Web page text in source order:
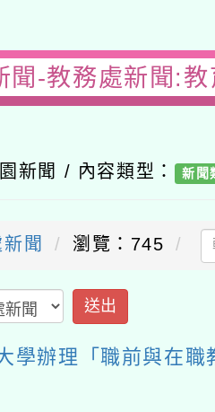
聞-教務處新聞:
新聞 / 內容類型： 新聞
聞 瀏覽：745
送出
學辦理「職前與在